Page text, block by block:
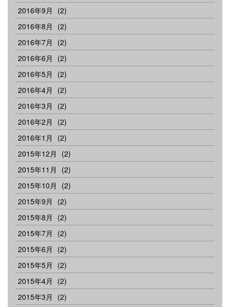
2016年9月
(2)
2016年8月
(2)
2016年7月
(2)
2016年6月
(2)
2016年5月
(2)
2016年4月
(2)
2016年3月
(2)
2016年2月
(2)
2016年1月
(2)
2015年12月
(2)
2015年11月
(2)
2015年10月
(2)
2015年9月
(2)
2015年8月
(2)
2015年7月
(2)
2015年6月
(2)
2015年5月
(2)
2015年4月
(2)
2015年3月
(2)